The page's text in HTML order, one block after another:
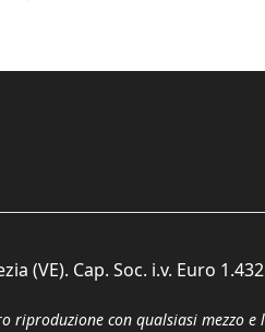
Cap. Soc. i.v. Euro
con qualsiasi mezzo